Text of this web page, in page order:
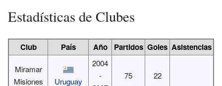
Estadísticas de Clubes
Club País Año Partidos Goles Asistencias
Miramar
Misiones
Uruguay
2004
-
75 22